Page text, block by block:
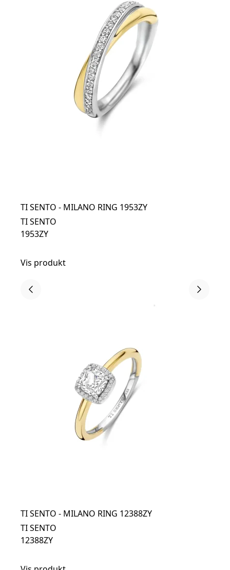
TI SENTO - MILANO RING 1953ZY
TI SENTO
1953ZY
Vis produkt
TI SENTO - MILANO RING 12388ZY
TI SENTO
12388ZY